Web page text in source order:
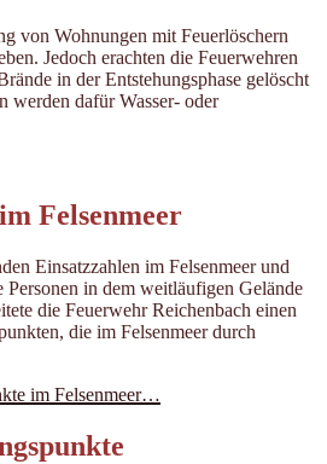
von Wohnungen mit Feuerlöschern
Jedoch erachten die Feuerwehren
in der Entstehungsphase gelöscht
werden dafür Wasser- oder
Felsenmeer
Einsatzzahlen im Felsenmeer und
in dem weitläufigen Gelände
die Feuerwehr Reichenbach einen
die im Felsenmeer durch
im Felsenmeer…